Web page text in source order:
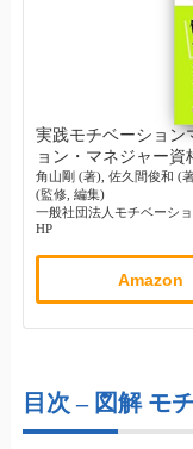
実践モチベーション
ョン・マネジャー資
角山剛 (著), 佐久間俊和 (
(監修, 編集)
一般社団法人モチベーシ
HP
Amazon
目次 – 図解 モ